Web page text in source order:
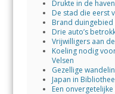
Drukte in de
De stad die eerst
Brand duingebied
Drie auto’s
Vrijwilligers aan
Koeling nodig
Velsen
Gezellige
Japan in
Een